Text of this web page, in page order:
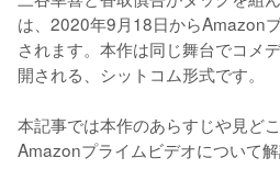
は、2020年9月18日からAmazon
されます。本作は同じ舞台でコメ
開される、シットコム形式です。
本記事では本作のあらすじや見ど
Amazonプライムビデオについて解